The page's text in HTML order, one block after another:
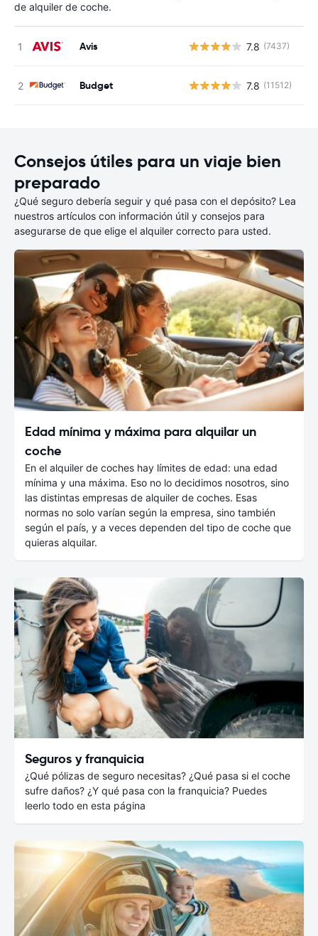
de alquiler de coche.
Avis 7.8 (7437)
Budget 7.8 (11512)
Consejos útiles para un viaje bien
preparado
¿Qué seguro debería seguir y qué pasa con el depósito? Lea
nuestros artículos con información útil y consejos para
asegurarse de que elige el alquiler correcto para usted.
Edad mínima y máxima para alquilar un
coche
En el alquiler de coches hay límites de edad: una edad
mínima y una máxima. Eso no lo decidimos nosotros, sino
las distintas empresas de alquiler de coches. Esas
normas no solo varían según la empresa, sino también
según el país, y a veces dependen del tipo de coche que
quieras alquilar.
Seguros y franquicia
¿Qué pólizas de seguro necesitas? ¿Qué pasa si el coche
sufre daños? ¿Y qué pasa con la franquicia? Puedes
leerlo todo en esta página